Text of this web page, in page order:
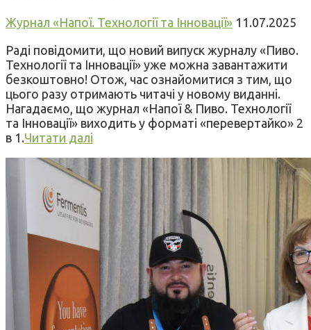
Журнал «Напої. Технології та Інновації» 11.07.2025
Раді повідомити, що новий випуск журналу «Пиво.
Технології та Інновації» уже можна завантажити
безкоштовно! Отож, час ознайомитися з тим, що
цього разу отримають читачі у новому виданні.
Нагадаємо, що журнал «Напої & Пиво. Технології
та Інновації» виходить у форматі «перевертайко» 2
в 1.Читати далі